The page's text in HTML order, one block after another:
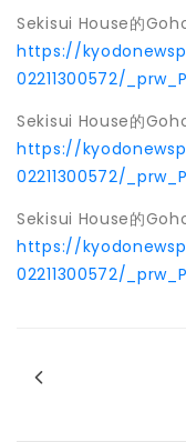
Sekisui House的
https://
02211300572/
Sekisui House的
https://
02211300572/
Sekisui House的
https://
02211300572/